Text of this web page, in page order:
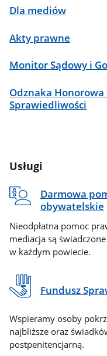
Dla mediów
Akty prawne
Monitor Sądowy i
Odznaka Honorowa
Sprawiedliwości
Usługi
Darmowa
obywatelskie
Nieodpłatna pomoc
mediacja są
w każdym powiecie.
Fundusz
Wspieramy osoby
najbliższe oraz
postpenitencjarną.